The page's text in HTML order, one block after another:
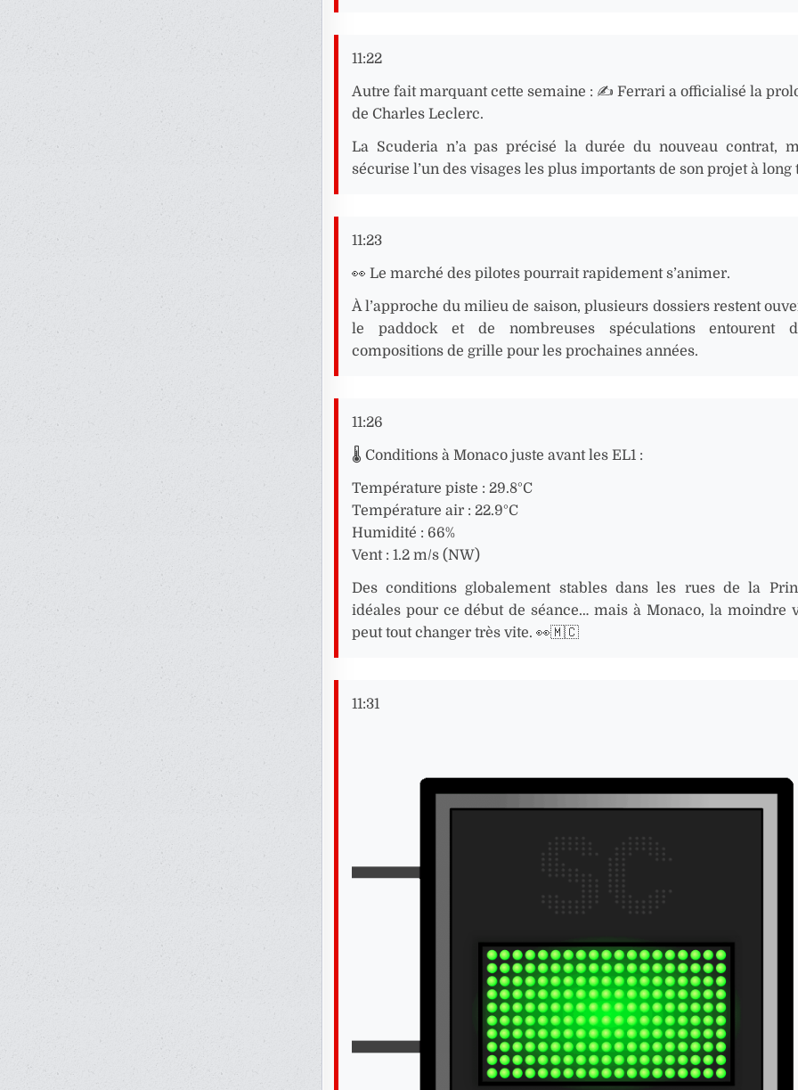
11:22
Autre fait marquant cette semaine : ✍️ Ferrari a officialisé la
de Charles Leclerc.
La Scuderia n’a pas précisé la durée du nouveau contrat,
sécurise l’un des visages les plus importants de son projet à long
11:23
👀 Le marché des pilotes pourrait rapidement s’animer.
À l’approche du milieu de saison, plusieurs dossiers restent
le paddock et de nombreuses spéculations entourent
compositions de grille pour les prochaines années.
11:26
🌡️ Conditions à Monaco juste avant les EL1 :
Température piste : 29.8°C
Température air : 22.9°C
Humidité : 66%
Vent : 1.2 m/s (NW)
Des conditions globalement stables dans les rues de la
idéales pour ce début de séance… mais à Monaco, la moindre
peut tout changer très vite. 👀🇲🇨
11:31